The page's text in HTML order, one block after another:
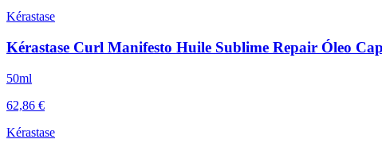
Kérastase
Kérastase Curl Manifesto Huile Sublime Repair Óleo
50ml
62,86 €
Kérastase